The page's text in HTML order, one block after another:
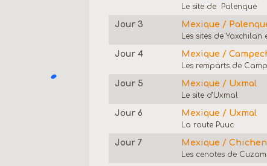
Le site de Palenque
Jour 3 Mexique /
Les sites de
Jour 4 Mexique /
Les remparts de
Jour 5 Mexique / Uxmal
Le site d’Uxmal
Jour 6 Mexique / Uxmal
La route Puuc
Jour 7 Mexique /
Les cenotes de